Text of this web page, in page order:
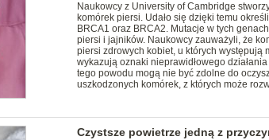
Naukowcy z University of Cambridge
komórek piersi. Udało się dzięki temu
BRCA1 oraz BRCA2. Mutacje w tych
piersi i jajników. Naukowcy zauważyli, że
piersi zdrowych kobiet, u których występują
wykazują oznaki nieprawidłowego
tego powodu mogą nie być zdolne do
uszkodzonych komórek, z których może
Czystsze powietrze jedną z